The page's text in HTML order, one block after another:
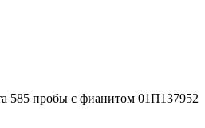
585 пробы с фианитом 01П137952